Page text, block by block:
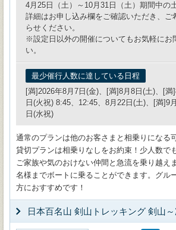
4月25日（土）～10月31日（土）期間中の
詳細はお申し込み欄をご確認いただき、ご
らせください。
※設定日以外の開催についてもお気軽にお
い。
最少催行人数に達している日程
[満]2026年8月7日(金)、[満]8月8日(土)、[満
日(火祝) 8:45、12:45、8月22日(土)、[満]9
日(水祝)
通常のプランは他のお客さまと相乗りになる
貸切プランは相乗りなしをお約束！少人数で
ご家族や気のおけない仲間と急流を乗り越え
名様までボートに乗ることができます。グル
方におすすめです！
日本百名山 剣山トレッキング 剣山